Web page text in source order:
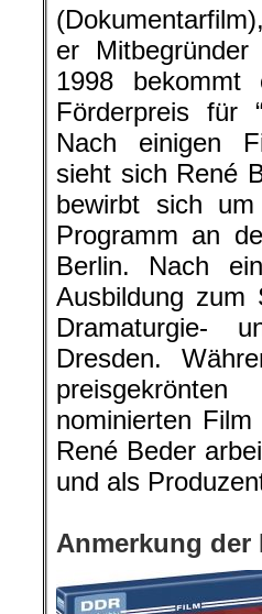
er
1998 bekommt
Förderpreis für
Nach einigen
sieht sich René
bewirbt sich
Programm an
Berlin. Nach
Ausbildung
Dramaturgie-
Dresden.
nominierten
René Beder
und als
Anmerkung der